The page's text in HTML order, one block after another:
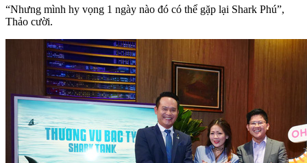
“Nhưng mình hy vọng 1 ngày nào đó có thể gặp lại Shark Phú”,
Thảo cười.